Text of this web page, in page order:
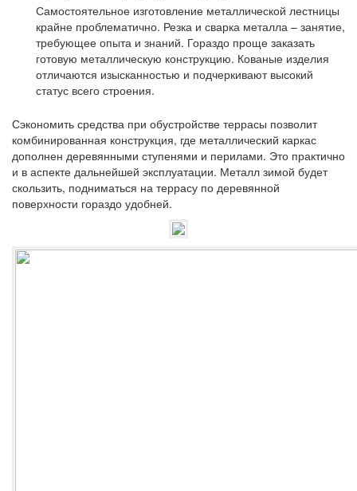
Самостоятельное изготовление металлической лестницы
крайне проблематично. Резка и сварка металла – занятие,
требующее опыта и знаний. Гораздо проще заказать
готовую металлическую конструкцию. Кованые изделия
отличаются изысканностью и подчеркивают высокий
статус всего строения.
Сэкономить средства при обустройстве террасы позволит
комбинированная конструкция, где металлический каркас
дополнен деревянными ступенями и перилами. Это практично
и в аспекте дальнейшей эксплуатации. Металл зимой будет
скользить, подниматься на террасу по деревянной
поверхности гораздо удобней.